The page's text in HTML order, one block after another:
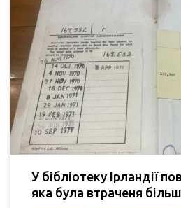
У бібліотеку Ірландії
яка була втраченя